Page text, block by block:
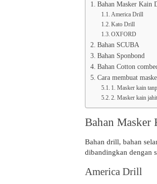
Bahan Masker Kain
America Drill
Kato Drill
OXFORD
Bahan SCUBA
Bahan Sponbond
Bahan Cotton
Cara membuat
1. Masker kain
2. Masker kain jahit
Bahan
Bahan drill, bahan
dibandingkan dengan
America Drill